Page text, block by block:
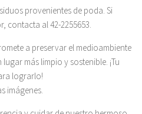
provenientes de poda. Si
contacta al 42-2255653.
a preservar el medioambiente
más limpio y sostenible. ¡Tu
lograrlo!
imágenes.